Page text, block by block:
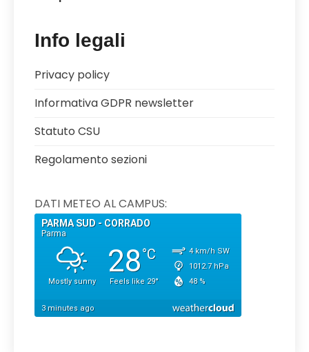
Info legali
Privacy policy
Informativa GDPR newsletter
Statuto CSU
Regolamento sezioni
DATI METEO AL CAMPUS: